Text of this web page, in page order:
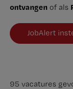
ontvangen of als
JobAlert
95 vacatures